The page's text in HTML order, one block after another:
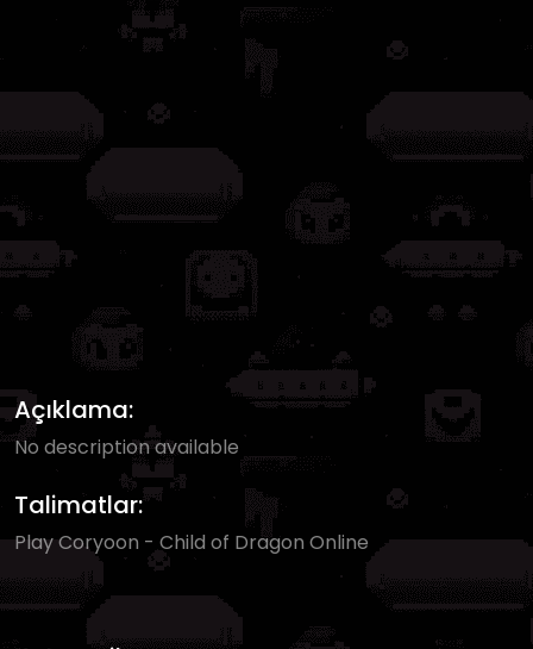
Açıklama:
No description available
Talimatlar:
Play Coryoon - Child of Dragon Online